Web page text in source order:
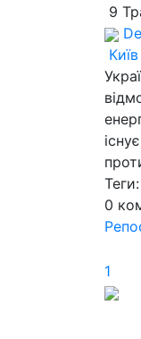
9
Київ
Теги:
0
1